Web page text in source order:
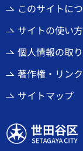
このサイトに
サイトの使い方
個人情報の取
著作権・リン
サイトマップ
世田谷区